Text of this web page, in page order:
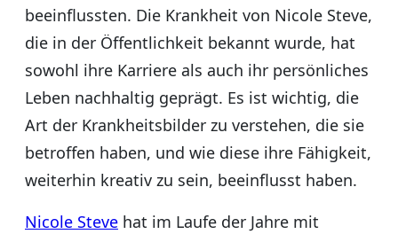
beeinflussten. Die Krankheit von Nicole Steve,
die in der Öffentlichkeit bekannt wurde, hat
sowohl ihre Karriere als auch ihr persönliches
Leben nachhaltig geprägt. Es ist wichtig, die
Art der Krankheitsbilder zu verstehen, die sie
betroffen haben, und wie diese ihre Fähigkeit,
weiterhin kreativ zu sein, beeinflusst haben.
Nicole Steve hat im Laufe der Jahre mit